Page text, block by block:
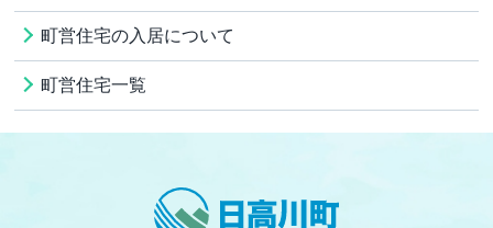
町営住宅の入居について
町営住宅一覧